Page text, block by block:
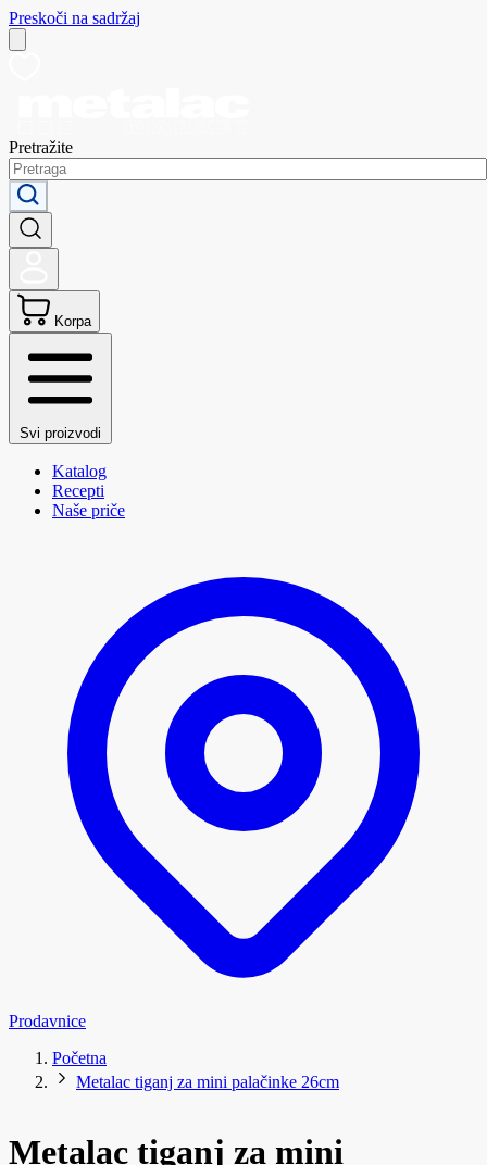
Preskoči na sadržaj
Pretražite
Korpa
Svi proizvodi
Katalog
Recepti
Naše priče
Prodavnice
Početna
Metalac tiganj za mini palačinke 26cm
Metalac tiganj za mini